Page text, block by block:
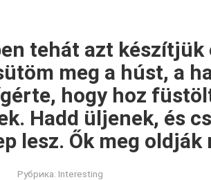
tehát azt
meg a húst, a
hogy hoz
Hadd üljenek, és
lesz. Ők meg oldják
Рубрика: Interesting